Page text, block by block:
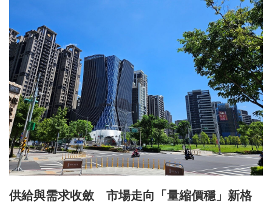
供給與需求收斂 市場走向「量縮價穩」新格